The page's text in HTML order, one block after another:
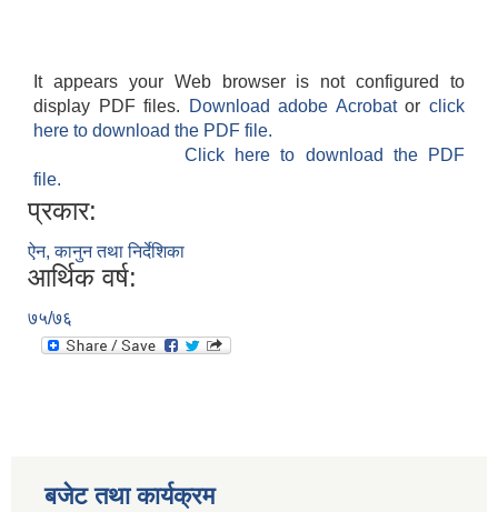
It appears your Web browser is not configured to
display PDF files.
Download adobe Acrobatorclick
here to download the PDF file.
Click here to download the PDF
file.
प्रकार:
ऐन, कानुन तथा निर्देशिका
आर्थिक वर्ष:
७५/७६
बजेट तथा कार्यक्रम